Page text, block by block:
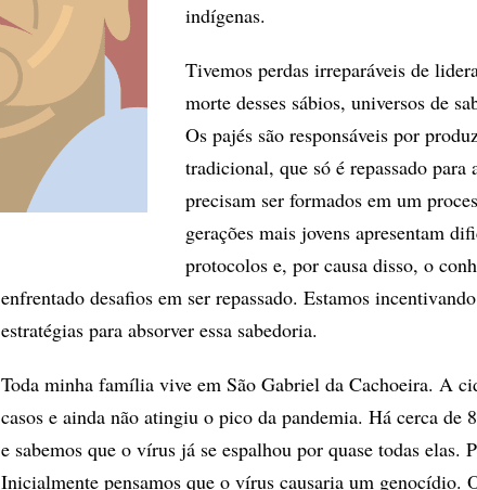
indígenas.
Tivemos perdas irreparáveis de
morte desses sábios, universos de
Os pajés são responsáveis por
tradicional, que só é repassado para
precisam ser formados em um
gerações mais jovens apresentam
protocolos e, por causa disso, o
enfrentado desafios em ser repassado. Estamos
estratégias para absorver essa sabedoria.
Toda minha família vive em São Gabriel da Cachoeira. A
casos e ainda não atingiu o pico da pandemia. Há cerca de
e sabemos que o vírus já se espalhou por quase todas elas.
Inicialmente pensamos que o vírus causaria um genocídio.